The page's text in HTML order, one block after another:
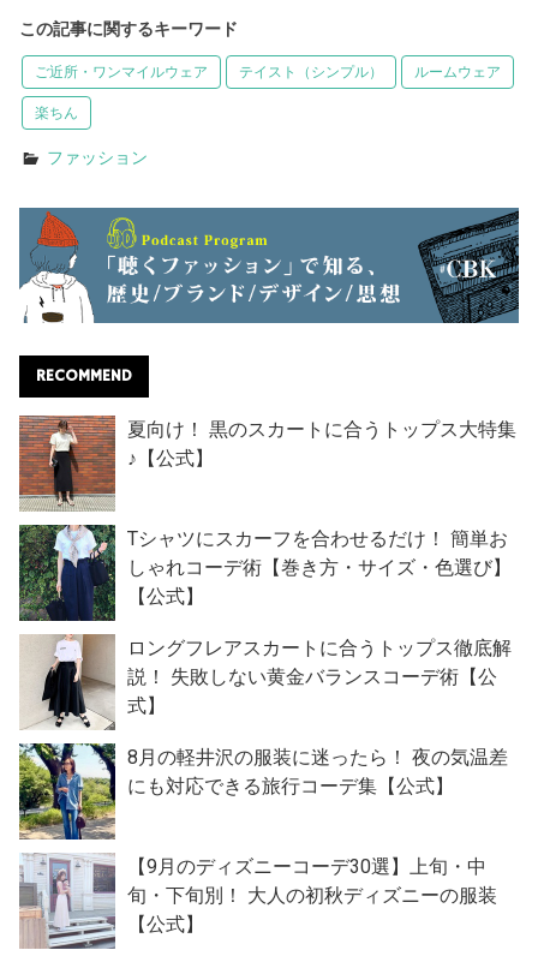
この記事に関するキーワード
ご近所・ワンマイルウェア テイスト（シンプル） ルームウェア
楽ちん
ファッション
RECOMMEND
夏向け！ 黒のスカートに合うトップス大特集
♪【公式】
Tシャツにスカーフを合わせるだけ！ 簡単お
しゃれコーデ術【巻き方・サイズ・色選び】
【公式】
ロングフレアスカートに合うトップス徹底解
説！ 失敗しない黄金バランスコーデ術【公
式】
8月の軽井沢の服装に迷ったら！ 夜の気温差
にも対応できる旅行コーデ集【公式】
【9月のディズニーコーデ30選】上旬・中
旬・下旬別！ 大人の初秋ディズニーの服装
【公式】